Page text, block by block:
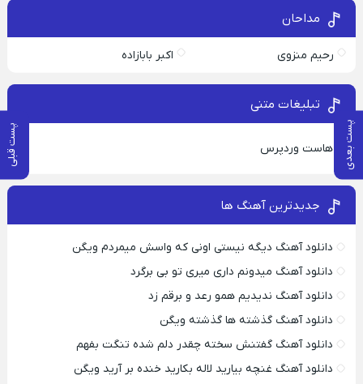
پست بعدی پست قبلی
مداحان
رحیم منزوی اکبر بابازاده
تبلیغات متنی
هاست وردپرس
جدیدترین آهنگ ها
دانلود آهنگ دیگه نیستی اونی که واسش میمردم ویگن
دانلود آهنگ میدونم داری میری تو بی برگرد
دانلود آهنگ ندیدیم همو رعد و برقم زد
دانلود آهنگ گذشته ها گذشته ویگن
دانلود آهنگ گفتنش سخته چقدر دلم شده تنگت بفهم
دانلود آهنگ غنچه بیارید لاله بکارید خنده بر آرید ویگن